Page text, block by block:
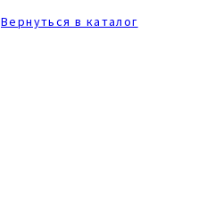
Вернуться в каталог